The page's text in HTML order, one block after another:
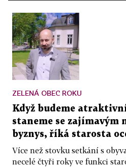
ZELENÁ OBEC ROKU
Když budeme
staneme se zajímavým
byznys, říká starosta
Více než stovku setkání s
necelé čtyři roky ve funkci